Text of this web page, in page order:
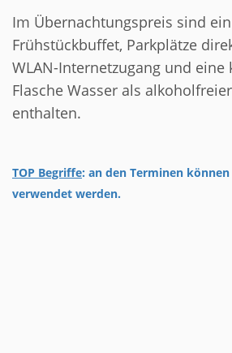
Im Übernachtungspreis sind
Frühstückbuffet, Parkplätze
WLAN-Internetzugang und eine
Flasche Wasser als
enthalten.
TOP Begriffe: an den Terminen
verwendet werden.